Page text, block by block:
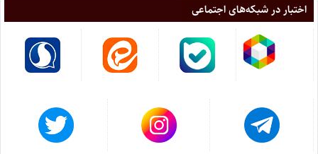
اختبار در شبکه‌های اجتماعی